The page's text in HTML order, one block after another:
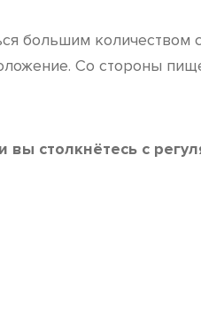
большим
Со стороны
вы столкнётесь с